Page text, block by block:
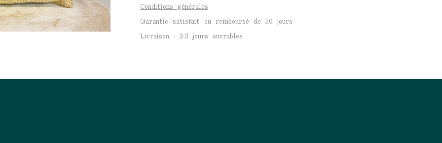
Conditions générales
Garantie satisfait ou remboursé de 30 jours
Livraison : 2-3 jours ouvrables